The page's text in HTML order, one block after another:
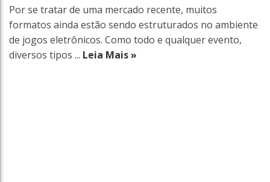
Por se tratar de uma mercado recente, muitos
formatos ainda estão sendo estruturados no ambiente
de jogos eletrônicos. Como todo e qualquer evento,
diversos tipos ... Leia Mais »